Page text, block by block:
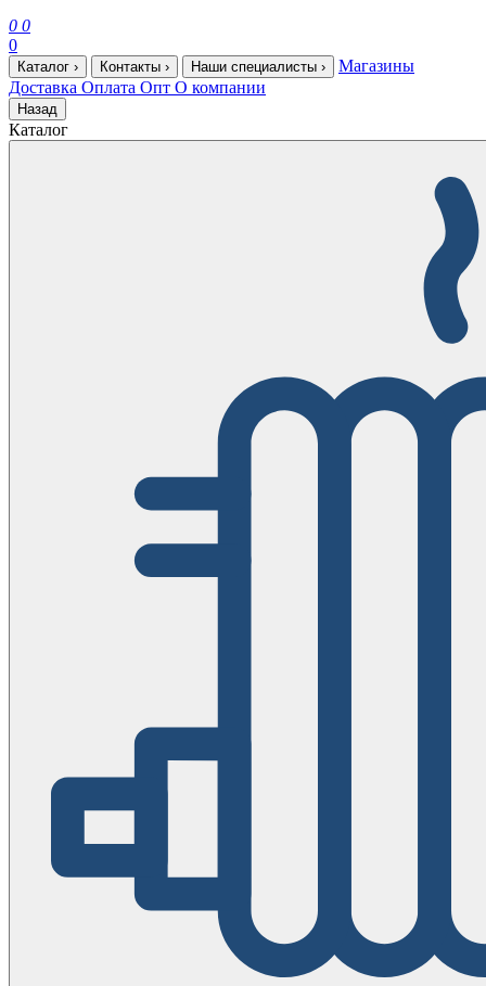
0 0
0
Каталог › Контакты › Наши специалисты ›
Магазины
Доставка Оплата Опт О компании
Назад
Каталог